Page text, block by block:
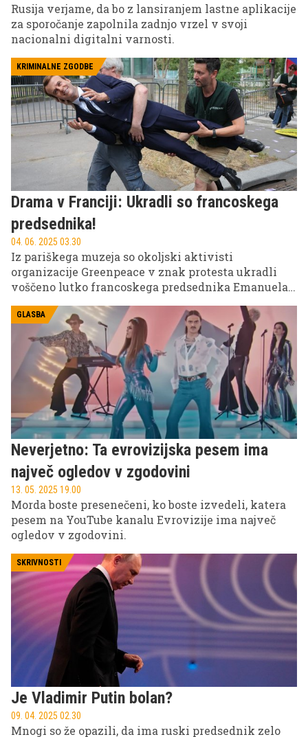
Rusija verjame, da bo z lansiranjem lastne aplikacije
za sporočanje zapolnila zadnjo vrzel v svoji
nacionalni digitalni varnosti.
KRIMINALNE ZGODBE
Drama v Franciji: Ukradli so francoskega
predsednika!
04. 06. 2025 03.30
Iz pariškega muzeja so okoljski aktivisti
organizacije Greenpeace v znak protesta ukradli
voščeno lutko francoskega predsednika Emanuela
GLASBA
Neverjetno: Ta evrovizijska pesem ima
največ ogledov v zgodovini
13. 05. 2025 19.00
Morda boste presenečeni, ko boste izvedeli, katera
pesem na YouTube kanalu Evrovizije ima največ
ogledov v zgodovini.
SKRIVNOSTI
Je Vladimir Putin bolan?
09. 04. 2025 02.30
Mnogi so že opazili, da ima ruski predsednik zelo